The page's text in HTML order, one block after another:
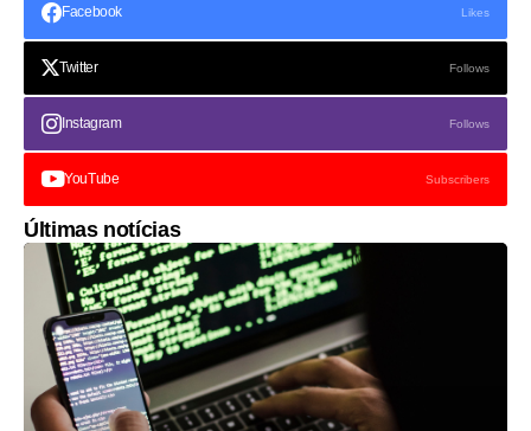
Facebook Likes
Twitter Follows
Instagram Follows
YouTube Subscribers
Últimas notícias